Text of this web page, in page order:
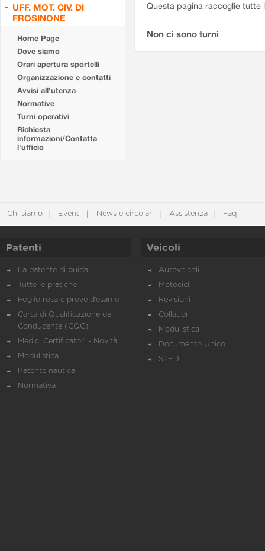
UFF. MOT. CIV. DI
FROSINONE
Home Page
Dove siamo
Orari apertura sportelli
Organizzazione e contatti
Avvisi all'utenza
Normative
Turni operativi
Richiesta
informazioni/Contatta
l'ufficio
Questa pagina raccoglie tutte
Non ci sono turni
Chi siamo Eventi News e circolari Assistenza Faq
Patenti
La patente di guida
Tutte le pratiche
Foglio rosa e prove d’esame
Carta di Qualificazione del
Conducente (CQC)
Medici Certificatori - Novità
Modulistica
Patente nautica
Normativa
Veicoli
Autoveicoli
Motocicli
Revisioni
Collaudi
Modulistica
Documento Unico
STED